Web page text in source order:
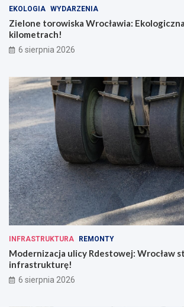
EKOLOGIA WYDARZENIA
Zielone torowiska Wrocławia:
kilometrach!
6 sierpnia 2026
INFRASTRUKTURA REMONTY
Modernizacja ulicy Rdestowej: Wrocław
infrastrukturę!
6 sierpnia 2026